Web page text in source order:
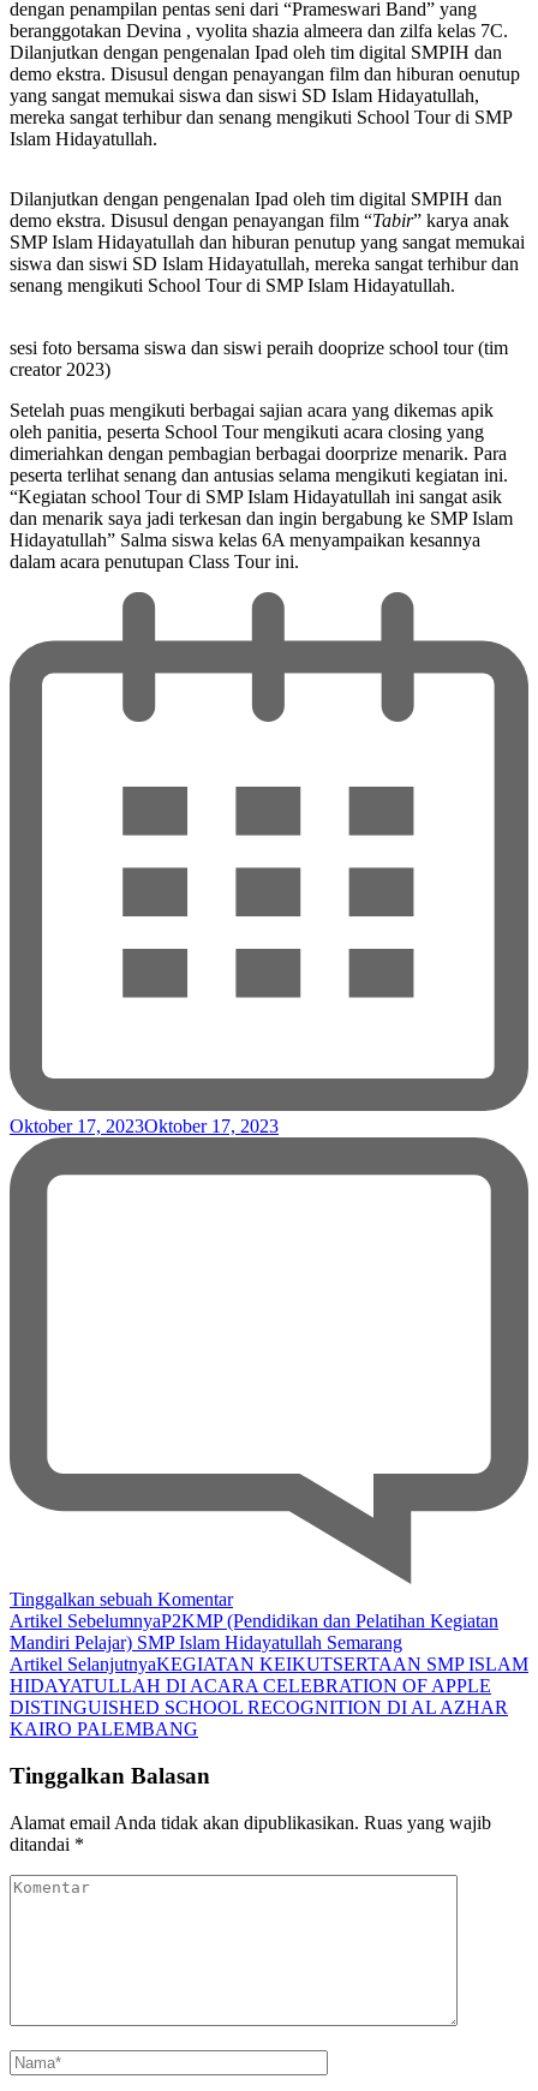
dengan penampilan pentas seni dari “Prameswari Band” yang
beranggotakan Devina , vyolita shazia almeera dan zilfa kelas 7C.
Dilanjutkan dengan pengenalan Ipad oleh tim digital SMPIH dan
demo ekstra. Disusul dengan penayangan film dan hiburan oenutup
yang sangat memukai siswa dan siswi SD Islam Hidayatullah,
mereka sangat terhibur dan senang mengikuti School Tour di SMP
Islam Hidayatullah.
Dilanjutkan dengan pengenalan Ipad oleh tim digital SMPIH dan
demo ekstra. Disusul dengan penayangan film “Tabir” karya anak
SMP Islam Hidayatullah dan hiburan penutup yang sangat memukai
siswa dan siswi SD Islam Hidayatullah, mereka sangat terhibur dan
senang mengikuti School Tour di SMP Islam Hidayatullah.
sesi foto bersama siswa dan siswi peraih dooprize school tour (tim
creator 2023)
Setelah puas mengikuti berbagai sajian acara yang dikemas apik
oleh panitia, peserta School Tour mengikuti acara closing yang
dimeriahkan dengan pembagian berbagai doorprize menarik. Para
peserta terlihat senang dan antusias selama mengikuti kegiatan ini.
“Kegiatan school Tour di SMP Islam Hidayatullah ini sangat asik
dan menarik saya jadi terkesan dan ingin bergabung ke SMP Islam
Hidayatullah” Salma siswa kelas 6A menyampaikan kesannya
dalam acara penutupan Class Tour ini.
Oktober 17, 2023Oktober 17, 2023
Tinggalkan sebuah Komentarpada
KESERUAN
SCHOOL
TOUR
SD
ISLAM
HIDAYATULLAH
Navigasi
Artikel
Artikel SebelumnyaP2KMP (Pendidikan dan Pelatihan Kegiatan
Mandiri Pelajar) SMP Islam Hidayatullah Semarang
Artikel SelanjutnyaKEGIATAN KEIKUTSERTAAN SMP ISLAM
HIDAYATULLAH DI ACARA CELEBRATION OF APPLE
DISTINGUISHED SCHOOL RECOGNITION DI AL AZHAR
KAIRO PALEMBANG
Tinggalkan Balasan
Alamat email Anda tidak akan dipublikasikan. Ruas yang wajib
ditandai *
Komentar
Nama*